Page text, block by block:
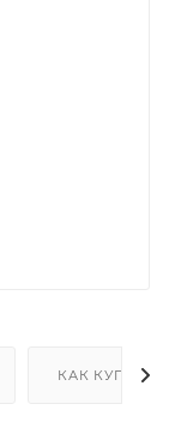
КАК КУПИТЬ